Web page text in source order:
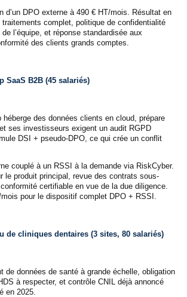
d’un DPO externe à 490 € HT/mois. Résultat en
complet, politique de confidentialité
l’équipe, et réponse standardisée aux
des clients grands comptes.
SaaS B2B (45 salariés)
héberge des données clients en cloud, prépare
ses investisseurs exigent un audit RGPD
DSI + pseudo-DPO, ce qui crée un conflit
couplé à un RSSI à la demande via RiskCyber.
le produit principal, revue des contrats sous-
certifiable en vue de la due diligence.
pour le dispositif complet DPO + RSSI.
de cliniques dentaires (3 sites, 80 salariés)
de données de santé à grande échelle, obligation
à respecter, et contrôle CNIL déjà annoncé
en 2025.